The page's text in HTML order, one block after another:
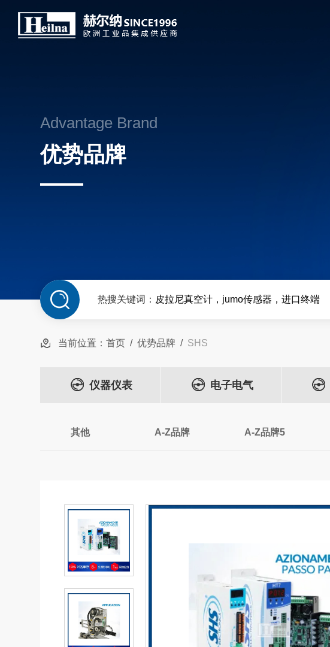
Advantage Brand
优势品牌
热搜关键词： 皮拉尼真空计，jumo传感器，进口终端
当前位置：首页 /优势品牌 / SHS
仪器仪表 电子电气
其他 A-Z品牌 A-Z品牌5